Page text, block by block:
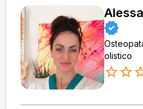
olistico